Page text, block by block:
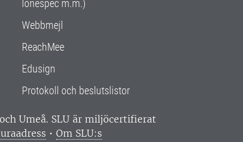
lönespec m.m.)
Webbmejl
ReachMee
Edusign
Protokoll och beslutslistor
Umeå. SLU är miljöcertifierat
• Om SLU:s